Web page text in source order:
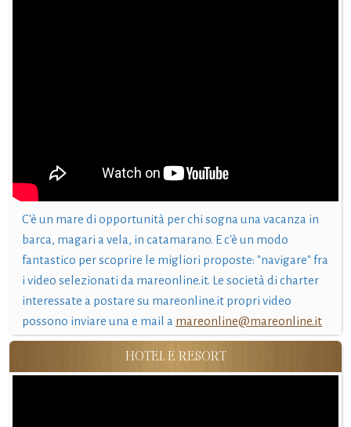
C'è un mare di opportunità per chi sogna una vacanza in
barca, magari a vela, in catamarano. E c'è un modo
fantastico per scoprire le migliori proposte: "navigare" fra
i video selezionati da mareonline.it. Le società di charter
interessate a postare su mareonline.it propri video
possono inviare una e mail a mareonline@mareonline.it
HOTEL E RESORT